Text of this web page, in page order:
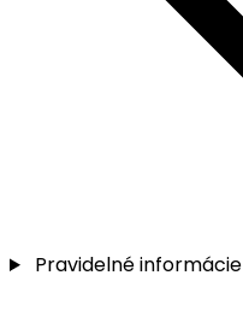
Pravidelné informácie